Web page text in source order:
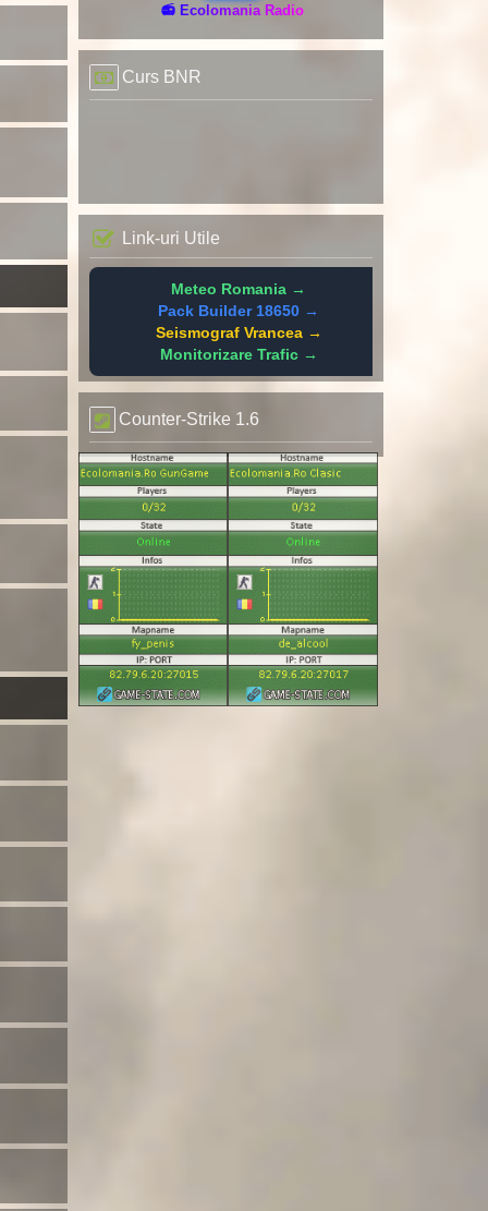
📻 Ecolomania Radio
Curs BNR
Link-uri Utile
Meteo Romania →
Pack Builder 18650 →
Seismograf Vrancea →
Monitorizare Trafic →
Counter-Strike 1.6